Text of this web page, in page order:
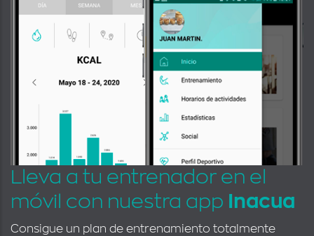
Lleva a tu entrenador en el
móvil con nuestra app
Inacua
Consigue un plan de entrenamiento totalmente